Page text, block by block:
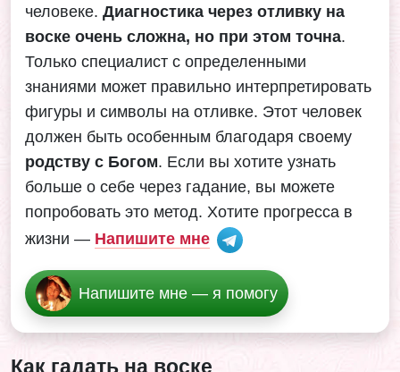
человеке. Диагностика через отливку на
воске очень сложна, но при этом точна.
Только специалист с определенными
знаниями может правильно интерпретировать
фигуры и символы на отливке. Этот человек
должен быть особенным благодаря своему
родству с Богом. Если вы хотите узнать
больше о себе через гадание, вы можете
попробовать это метод. Хотите прогресса в
жизни — Напишите мне
Напишите мне — я помогу
Как гадать на воске